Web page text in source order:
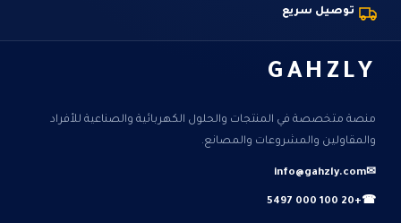
توصيل سريع
GAHZLY
منصة متخصصة في المنتجات والحلول الكهربائية والصناعية للأفراد
والمقاولين والمشروعات والمصانع.
✉
info@gahzly.com
☎
+20 100 000 5497